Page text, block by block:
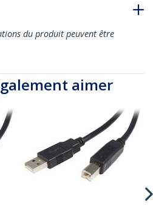
du produit peuvent être
aimer